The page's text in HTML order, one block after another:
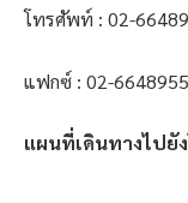
โทรศัพท์ : 02-
แฟกซ์ : 02-6648955
แผนที่เดินทางไปยัง